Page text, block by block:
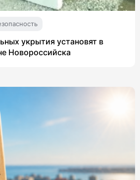
укрытия установят в
Новороссийска